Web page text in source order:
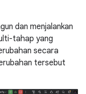
dan menjalankan
tahap yang
secara
tersebut